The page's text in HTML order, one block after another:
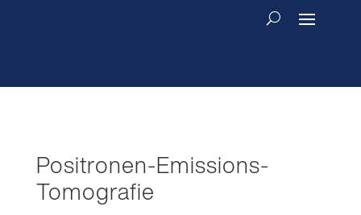
Positronen-Emissions-
Tomografie